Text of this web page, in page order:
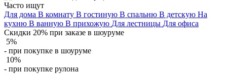
Часто ищут
Для дома В комнату В гостиную В спальню В детскую На
кухню В ванную В прихожую Для лестницы Для офиса
Скидки 20% при заказе в шоуруме
5%
- при покупке в шоуруме
10%
- при покупке рулона